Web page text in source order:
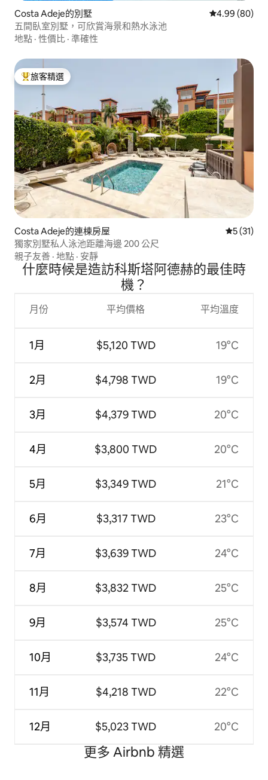
Costa Adeje的別墅 從 80 則評價
4.99 (80)
五間臥室別墅，可欣賞海景和熱水泳池
地點 · 性價比 · 準確性
旅客精選榜首
旅客精選
Costa Adeje的連棟房屋 從 31 則
5 (31)
獨家別墅私人泳池距離海邊 200 公尺
親子友善 · 地點 · 安靜
什麼時候是造訪科斯塔阿德赫的最佳時
機？
月份
1月
2月
3月
4月
5月
6月
7月
8月
9月
10月
11月
12月
平均價格
$5,120 TWD
$4,798 TWD
$4,379 TWD
$3,800 TWD
$3,349 TWD
$3,317 TWD
$3,639 TWD
$3,832 TWD
$3,574 TWD
$3,735 TWD
$4,218 TWD
$5,023 TWD
平均溫度
19°C
19°C
20°C
20°C
21°C
23°C
24°C
25°C
25°C
24°C
22°C
20°C
更多 Airbnb 精選